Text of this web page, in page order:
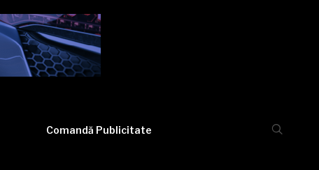
Comandă Publicitate